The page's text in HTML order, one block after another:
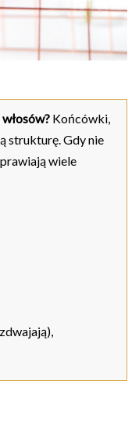
Końcówki,
strukturę. Gdy nie
wiele